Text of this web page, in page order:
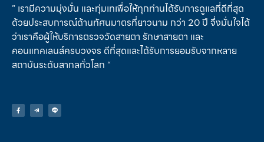
” เรามีความมุ่งมั่น และทุ่มเทเพื่อให้ทุกท่านได้รับการดูแลที่ดีที่สุด
ด้วยประสบการณ์ด้านทัศนมาตรที่ยาวนาม กว่า 20 ปี จึ่งมั่นใจได้
ว่าเราคือผู้ให้บริการตรวจวัดสายตา รักษาสายตา และ
คอนแทคเลนส์ครบวงจร ดีที่สุดและได้รับการยอมรับจากหลาย
สถาบันระดับสากลทั่วโลก “